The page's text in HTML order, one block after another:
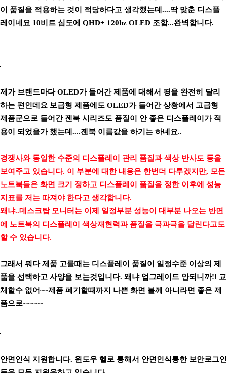
이 품질을 적용하는 것이 적당하다고 생각했는데....딱 맞춘 디스플
레이네요 10비트 심도에 QHD+ 120hz OLED 조합...완벽합니다.
제가 브랜드마다 OLED가 들어간 제품에 대해서 평을 완전히 달리
하는 편인데요 보급형 제품에도 OLED가 들어간 상황에서 고급형
제품군으로 들어간 젠북 시리즈도 품질이 안 좋은 디스플레이가 적
용이 되었을가 했는데....젠북 이름값을 하기는 하네요..
경쟁사와 동일한 수준의 디스플레이 관리 품질과 색상 반사도 등을
보여주고 있습니다. 이 부분에 대한 내용은 한번더 다루겠지만, 모든
노트북들은 화면 크기 정하고 디스플레이 품질을 정한 이후에 성능
지표를 저는 따져야 한다고 생각합니다.
왜냐..데스크탑 모니터는 이제 일정부분 성능이 대부분 나오는 반면
에 노트북의 디스플레이 색상재현력과 품질을 극과극을 달린다고도
할 수 있습니다.
그래서 뭐다 제품 고를때는 디스플레이 품질이 일정수준 이상의 제
품을 선택하고 사양을 보는것입니다. 왜냐 업그레이드 안되니까!! 교
체할수 없어~~제품 폐기할때까지 나쁜 화면 볼께 아니라면 좋은 제
품으로~~~~~
안면인식 지원합니다. 윈도우 헬로 통해서 안면인식통한 보안로그인